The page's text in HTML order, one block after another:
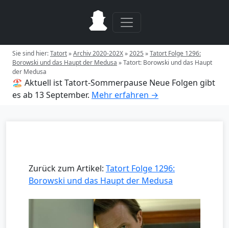
Sie sind hier:Tatort»Archiv 2020-202X»2025 »Tatort Folge 1296:
Borowski und das Haupt der Medusa »Tatort: Borowski und das Haupt
der Medusa
🏖️ Aktuell ist Tatort-Sommerpause Neue Folgen gibt
es ab 13 September. Mehr erfahren →
Zurück zum Artikel: Tatort Folge 1296:
Borowski und das Haupt der Medusa